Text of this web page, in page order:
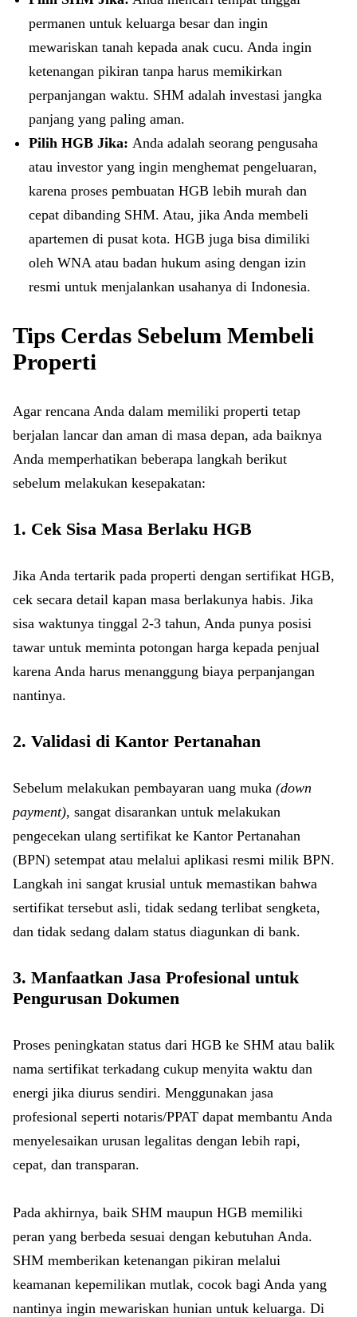
permanen untuk keluarga besar dan ingin
mewariskan tanah kepada anak cucu. Anda ingin
ketenangan pikiran tanpa harus memikirkan
perpanjangan waktu. SHM adalah investasi jangka
panjang yang paling aman.
Pilih HGB Jika: Anda adalah seorang pengusaha
atau investor yang ingin menghemat pengeluaran,
karena proses pembuatan HGB lebih murah dan
cepat dibanding SHM. Atau, jika Anda membeli
apartemen di pusat kota. HGB juga bisa dimiliki
oleh WNA atau badan hukum asing dengan izin
resmi untuk menjalankan usahanya di Indonesia.
Tips Cerdas Sebelum Membeli
Properti
Agar rencana Anda dalam memiliki properti tetap
berjalan lancar dan aman di masa depan, ada baiknya
Anda memperhatikan beberapa langkah berikut
sebelum melakukan kesepakatan:
1. Cek Sisa Masa Berlaku HGB
Jika Anda tertarik pada properti dengan sertifikat HGB,
cek secara detail kapan masa berlakunya habis. Jika
sisa waktunya tinggal 2-3 tahun, Anda punya posisi
tawar untuk meminta potongan harga kepada penjual
karena Anda harus menanggung biaya perpanjangan
nantinya.
2. Validasi di Kantor Pertanahan
Sebelum melakukan pembayaran uang muka (down
payment), sangat disarankan untuk melakukan
pengecekan ulang sertifikat ke Kantor Pertanahan
(BPN) setempat atau melalui aplikasi resmi milik BPN.
Langkah ini sangat krusial untuk memastikan bahwa
sertifikat tersebut asli, tidak sedang terlibat sengketa,
dan tidak sedang dalam status diagunkan di bank.
3. Manfaatkan Jasa Profesional untuk
Pengurusan Dokumen
Proses peningkatan status dari HGB ke SHM atau balik
nama sertifikat terkadang cukup menyita waktu dan
energi jika diurus sendiri. Menggunakan jasa
profesional seperti notaris/PPAT dapat membantu Anda
menyelesaikan urusan legalitas dengan lebih rapi,
cepat, dan transparan.
Pada akhirnya, baik SHM maupun HGB memiliki
peran yang berbeda sesuai dengan kebutuhan Anda.
SHM memberikan ketenangan pikiran melalui
keamanan kepemilikan mutlak, cocok bagi Anda yang
nantinya ingin mewariskan hunian untuk keluarga. Di